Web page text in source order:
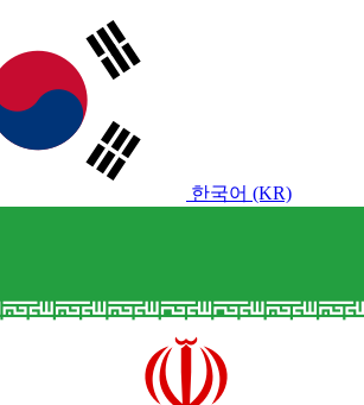
한국어 (KR)